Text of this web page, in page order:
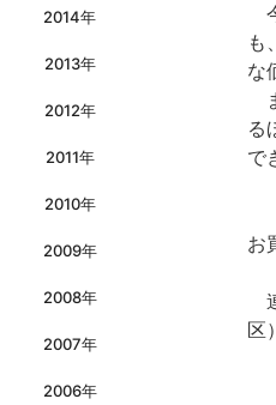
2014年
2013年
2012年
2011年
2010年
2009年
2008年
2007年
2006年
も
な
る
で
お
区